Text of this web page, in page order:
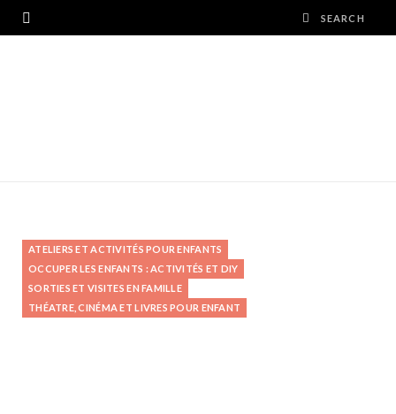
ATELIERS ET ACTIVITÉS POUR ENFANTS
OCCUPER LES ENFANTS : ACTIVITÉS ET DIY
SORTIES ET VISITES EN FAMILLE
THÉATRE, CINÉMA ET LIVRES POUR ENFANT